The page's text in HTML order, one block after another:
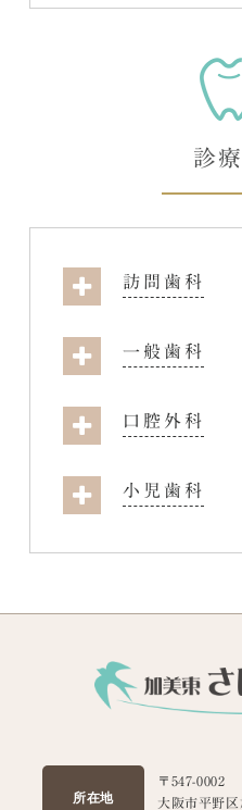
診
訪問歯科
一般歯科
口腔外科
小児歯科
所在地
〒547-0002
大阪市平野